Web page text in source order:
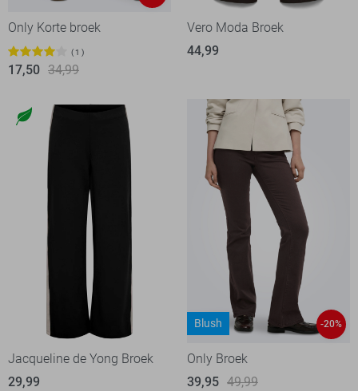
Only Korte broek
1
17,50 34,99
Vero Moda Broek
44,99
Jacqueline de Yong Broek
29,99
Blush -20%
Only Broek
39,95 49,99